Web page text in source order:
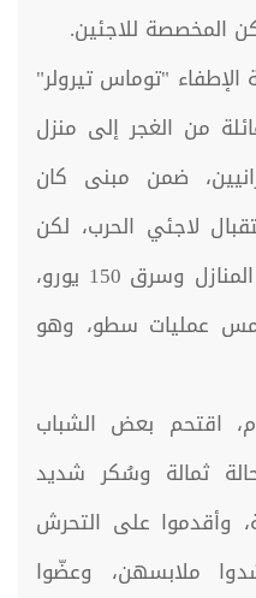
المخصصة للاجئين.
"توماس تيرولر"
انتقلت عائلة من الغجر إلى منزل
ضمن مبنى كان
لاجئي الحرب، لكن
أحد أبناء العائلة اقتحم أحد المنازل وسرق 150 يورو،
عمليات سطو، وهو
اقتحم بعض الشباب
ثمالة وسُكر شديد
وأقدموا على التحرش
ملابسهن، وعضّوا